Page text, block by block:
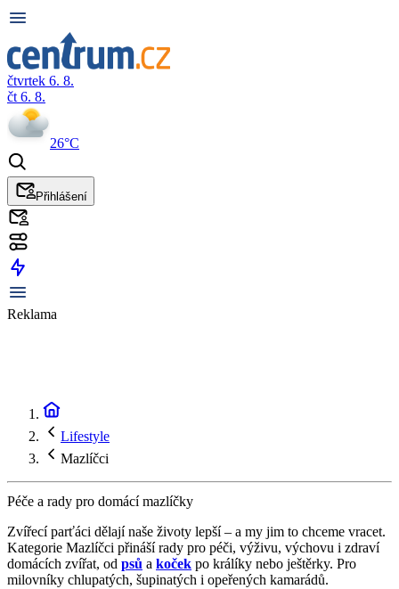
čtvrtek 6. 8.
čt 6. 8.
26°C
Přihlášení
Reklama
Lifestyle
Mazlíčci
Péče a rady pro domácí mazlíčky
Zvířecí parťáci dělají naše životy lepší – a my jim to chceme vracet.
Kategorie Mazlíčci přináší rady pro péči, výživu, výchovu i zdraví
domácích zvířat, od psů a koček po králíky nebo ještěrky. Pro
milovníky chlupatých, šupinatých i opeřených kamarádů.